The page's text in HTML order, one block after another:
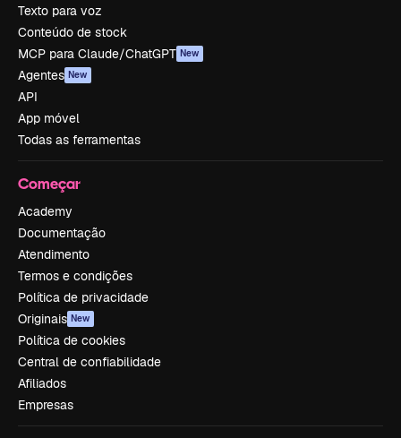
Texto para voz
Conteúdo de stock
MCP para Claude/ChatGPT New
Agentes New
API
App móvel
Todas as ferramentas
Começar
Academy
Documentação
Atendimento
Termos e condições
Política de privacidade
Originais New
Política de cookies
Central de confiabilidade
Afiliados
Empresas